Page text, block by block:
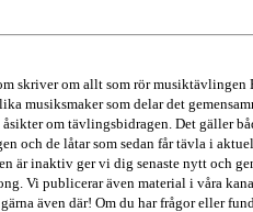
skriver om allt som rör musiktävlingen
musiksmaker som delar det
om tävlingsbidragen. Det gäller
och de låtar som sedan får tävla i
är inaktiv ger vi dig senaste nytt och
Vi publicerar även material i våra
gärna även där! Om du har frågor eller